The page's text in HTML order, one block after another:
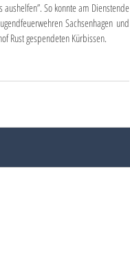
So konnte am Dienstende
Sachsenhagen und
Rust gespendeten Kürbissen.